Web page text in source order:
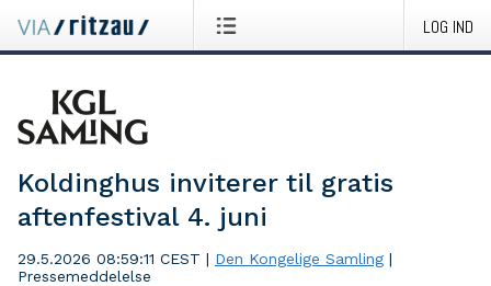
LOG IND
Koldinghus inviterer til gratis
aftenfestival 4. juni
29.5.2026 08:59:11 CEST | Den Kongelige Samling |
Pressemeddelelse